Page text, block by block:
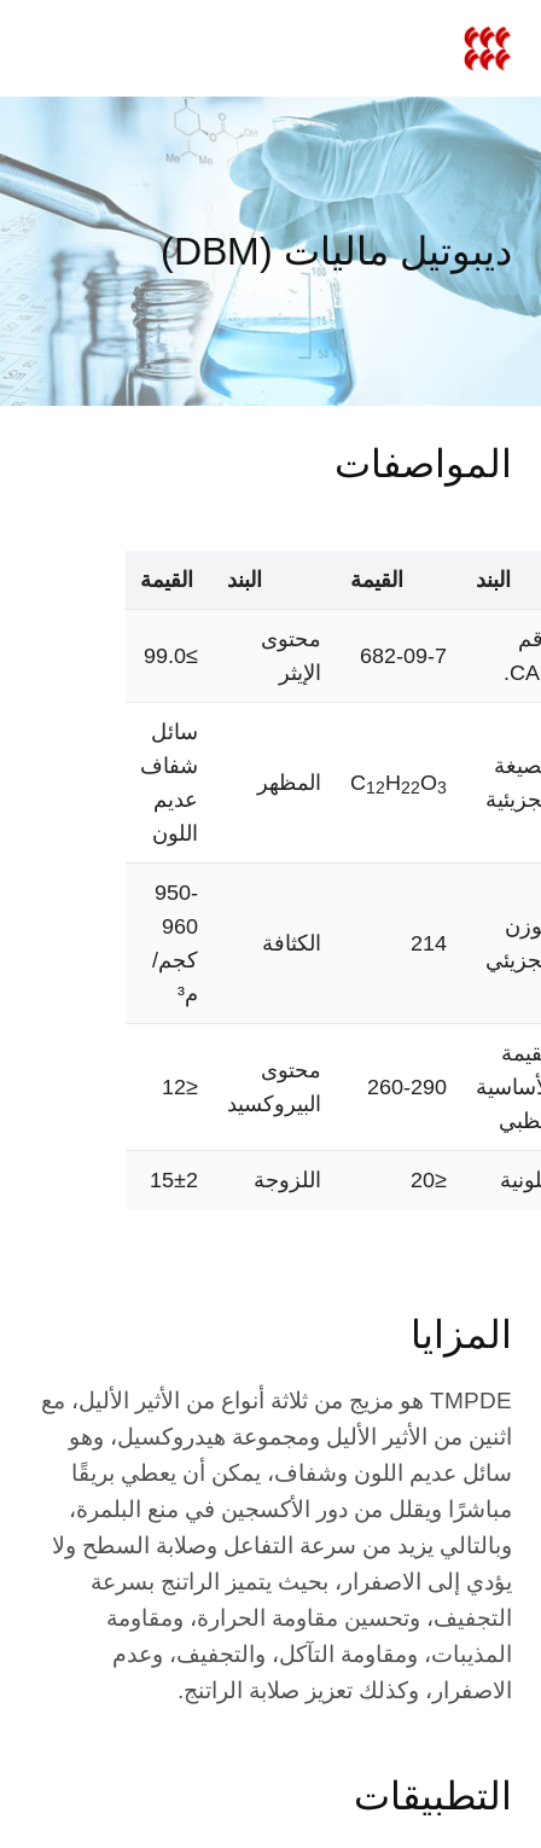
إلى
ديبوتيل ماليات (DBM)
المواصفات
البند القيمة البند القيمة
682-09-7
محتوى
الإيثر
≥99.0
C12H22O3 المظهر
سائل
شفاف
عديم
اللون
214 الكثافة
950-
960
كجم/
م³
260-290
محتوى
البيروكسيد
≤12
≤20 اللزوجة 15±2
المزايا
TMPDE هو مزيج من ثلاثة أنواع من الأثير الأليل، مع
اثنين من الأثير الأليل ومجموعة هيدروكسيل، وهو
سائل عديم اللون وشفاف، يمكن أن يعطي بريقًا
مباشرًا ويقلل من دور الأكسجين في منع البلمرة،
وبالتالي يزيد من سرعة التفاعل وصلابة السطح ولا
يؤدي إلى الاصفرار، بحيث يتميز الراتنج بسرعة
التجفيف، وتحسين مقاومة الحرارة، ومقاومة
المذيبات، ومقاومة التآكل، والتجفيف، وعدم
الاصفرار، وكذلك تعزيز صلابة الراتنج.
التطبيقات